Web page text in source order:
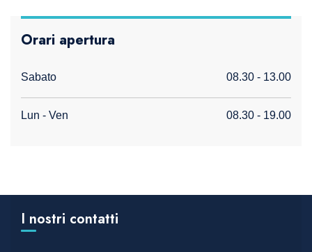
Orari apertura
Sabato 08.30 - 13.00
Lun - Ven 08.30 - 19.00
I nostri contatti